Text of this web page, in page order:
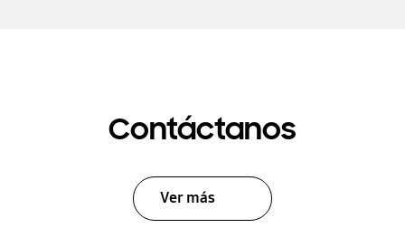
Contáctanos
Ver más